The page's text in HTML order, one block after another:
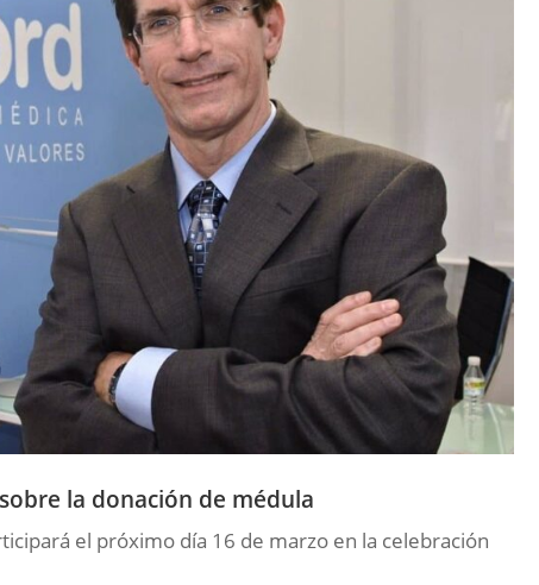
la donación de médula
el próximo día 16 de marzo en la celebración